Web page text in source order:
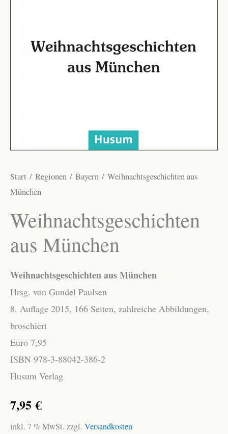
Start / Regionen / Bayern / Weihnachtsgeschichten aus
München
Weihnachtsgeschichten
aus München
Weihnachtsgeschichten aus München
Hrsg. von Gundel Paulsen
8. Auflage 2015, 166 Seiten, zahlreiche Abbildungen,
broschiert
Euro 7,95
ISBN 978-3-88042-386-2
Husum Verlag
7,95€
inkl. 7 % MwSt. zzgl. Versandkosten